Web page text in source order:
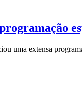
uma extensa